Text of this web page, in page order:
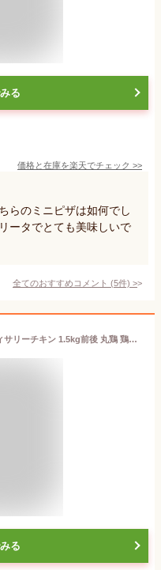
る
価格と在庫を楽天でチェック >>
らのミニピザは如何でし
ータでとても美味しいで
全てのおすすめコメント (5件) >
【大人気】Costco コストコ ロティサリーチキン 1.5kg前後 丸鶏 鶏肉 パーティー 食品 冷凍 チキン コストコ ロティサリー 時間 価格 料理 人気 調理 オーブン サイズ カロリー 店舗 保存 アレンジ カット ハーブ Chicken レシピ クリスマス ハロウィン【Costco コストコ】
る